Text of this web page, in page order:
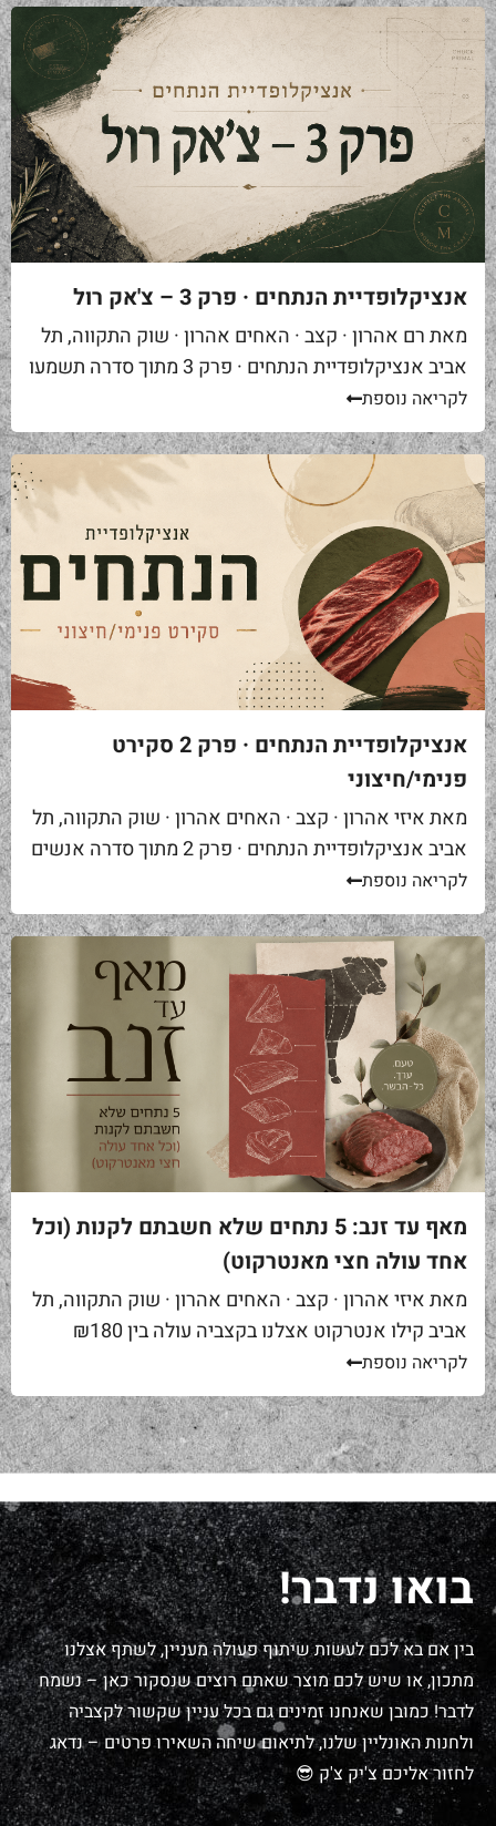
אנציקלופדיית הנתחים · פרק 3 – צ'אק רול
מאת רם אהרון · קצב · האחים אהרון · שוק התקווה, תל
אביב אנציקלופדיית הנתחים · פרק 3 מתוך סדרה תשמעו
סיפור. אתם באים לאחת ממסעדות הבשר הטובות...
לקריאה נוספת
אנציקלופדיית הנתחים · פרק 2 סקירט
פנימי/חיצוני
מאת איזי אהרון · קצב · האחים אהרון · שוק התקווה, תל
אביב אנציקלופדיית הנתחים · פרק 2 מתוך סדרה אנשים
באים אליי בקצביה ומבקשים "סקירט". שאלה ראשונה...
לקריאה נוספת
מאף עד זנב: 5 נתחים שלא חשבתם לקנות (וכל
אחד עולה חצי מאנטרקוט)
מאת איזי אהרון · קצב · האחים אהרון · שוק התקווה, תל
אביב קילו אנטרקוט אצלנו בקצביה עולה בין ₪180
ל-₪220. מחיר יפה – וגם מוצדק, כי זה...
לקריאה נוספת
בואו נדבר!
בין אם בא לכם לעשות שיתוף פעולה מעניין, לשתף אצלנו
מתכון, או שיש לכם מוצר שאתם רוצים שנסקור כאן – נשמח
לדבר! כמובן שאנחנו זמינים גם בכל עניין שקשור לקצביה
ולחנות האונליין שלנו, לתיאום שיחה השאירו פרטים – נדאג
לחזור אליכם צ'יק צ'ק 😎